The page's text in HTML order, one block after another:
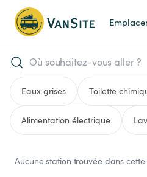
Eaux grises Toilette
Alimentation électrique
Aucune station trouvée dans cette